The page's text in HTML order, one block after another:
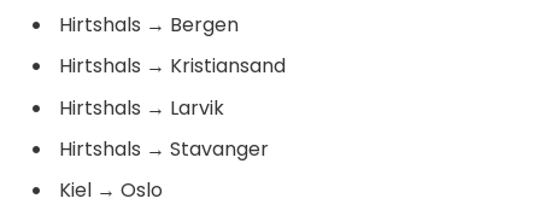
Hirtshals → Bergen
Hirtshals → Kristiansand
Hirtshals → Larvik
Hirtshals → Stavanger
Kiel → Oslo